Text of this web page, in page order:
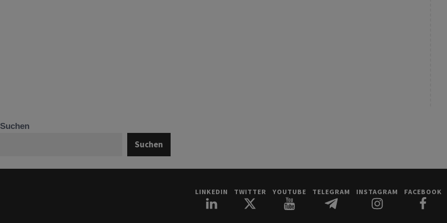
Suchen
Suchen
LINKEDIN TWITTER YOUTUBE TELEGRAM INSTAGRAM FACEBOOK